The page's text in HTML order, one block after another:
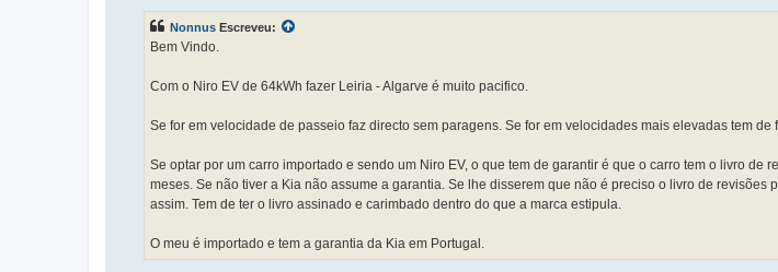
Nonnus Escreveu:
Bem Vindo.
Com o Niro EV de 64kWh fazer Leiria - Algarve é muito pacifico.
Se for em velocidade de passeio faz directo sem paragens. Se for em velocidades mais elevadas tem de
Se optar por um carro importado e sendo um Niro EV, o que tem de garantir é que o carro tem o livro de
meses. Se não tiver a Kia não assume a garantia. Se lhe disserem que não é preciso o livro de
assim. Tem de ter o livro assinado e carimbado dentro do que a marca estipula.
O meu é importado e tem a garantia da Kia em Portugal.